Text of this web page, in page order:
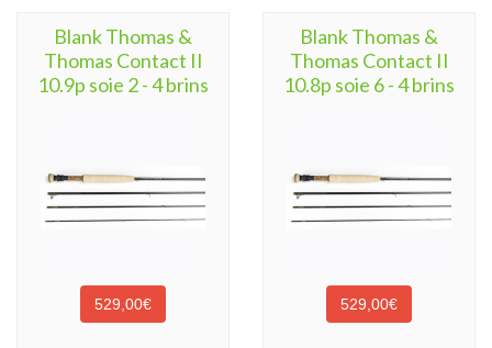
Blank Thomas &
Thomas Contact II
10.9p soie 2 - 4 brins
529,00€
Blank Thomas &
Thomas Contact II
10.8p soie 6 - 4 brins
529,00€